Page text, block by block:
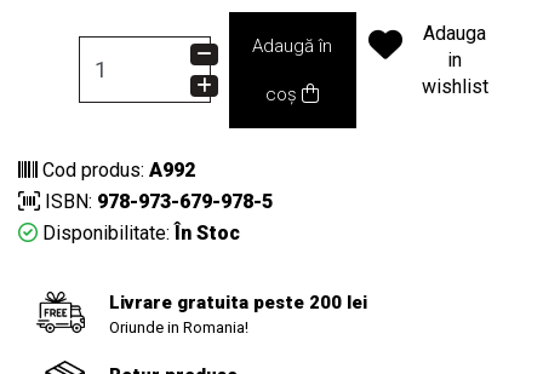
Adaugă în
coș
Adauga
in
wishlist
Cod produs: A992
ISBN: 978-973-679-978-5
Disponibilitate: În Stoc
Livrare gratuita peste 200 lei
Oriunde in Romania!